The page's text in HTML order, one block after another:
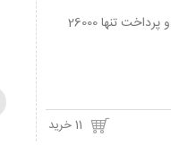
نت برگ آنی: لاک ژلیش (دائم) در کلینیک تخصصی زیبایی مینا نیل اسپا با 60% تخفیف و پرداخت تنها 26000